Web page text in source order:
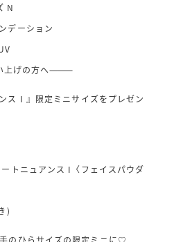
N
デーション
上げの方へ⸻
ス I 』限定ミニサイズをプレゼン
トニュアンス I〈フェイスパウダ
)
のひらサイズの限定ミニに♡